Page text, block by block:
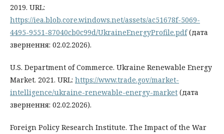
2019. URL:
https://iea.blob.core.windows.net/assets/ac51678f-5069-
4495-9551-87040cb0c99d/UkraineEnergyProfile.pdf(дата
звернення: 02.02.2026).
U.S. Department of Commerce. Ukraine Renewable Energy
Market. 2021. URL: https://www.trade.gov/market-
intelligence/ukraine-renewable-energy-market (дата
звернення: 02.02.2026).
Foreign Policy Research Institute. The Impact of the War